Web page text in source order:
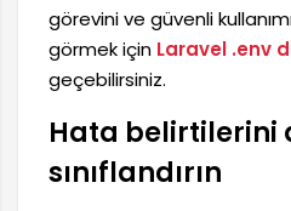
görevini ve güvenli
görmek için Laravel .env
geçebilirsiniz.
Hata belirtilerini
sınıflandırın